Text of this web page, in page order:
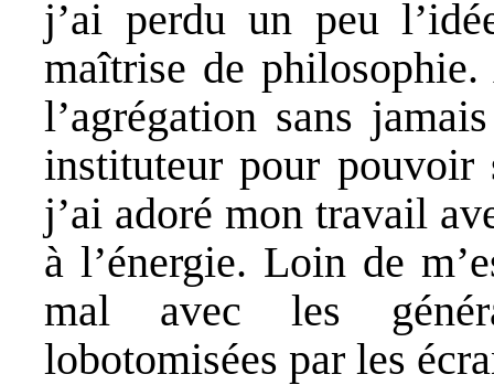
j’ai perdu un peu
maîtrise de
l’agrégation sans
instituteur pour pouvoir
j’ai adoré mon travail
à l’énergie. Loin de
mal avec les
lobotomisées par les